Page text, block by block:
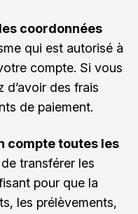
coordonnées
qui est autorisé à
compte. Si vous
d’avoir des frais
de paiement.
compte toutes les
transférer les
pour que la
les prélèvements,